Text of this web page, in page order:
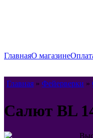
ГлавнаяО магазине
Главная » Фейерверки »
Салют BL